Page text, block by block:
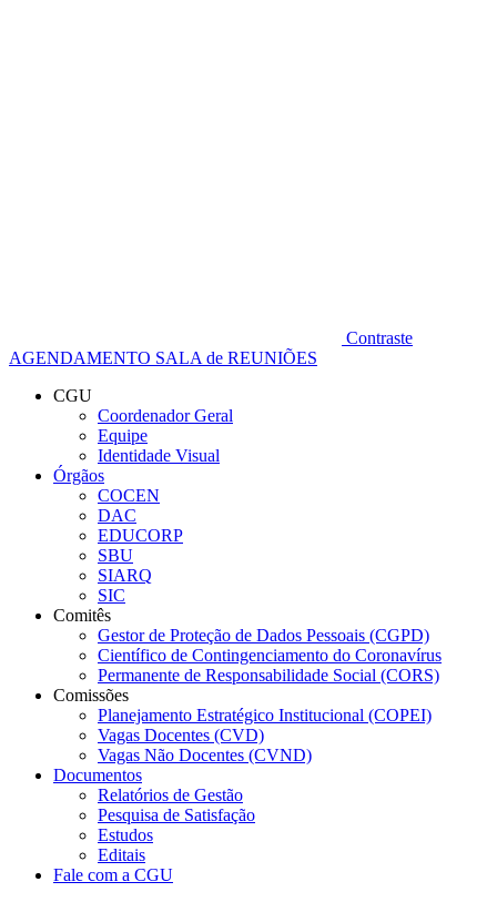
Contraste
AGENDAMENTO SALA de REUNIÕES
CGU
Coordenador Geral
Equipe
Identidade Visual
Órgãos
COCEN
DAC
EDUCORP
SBU
SIARQ
SIC
Comitês
Gestor de Proteção de Dados Pessoais (CGPD)
Científico de Contingenciamento do Coronavírus
Permanente de Responsabilidade Social (CORS)
Comissões
Planejamento Estratégico Institucional (COPEI)
Vagas Docentes (CVD)
Vagas Não Docentes (CVND)
Documentos
Relatórios de Gestão
Pesquisa de Satisfação
Estudos
Editais
Fale com a CGU